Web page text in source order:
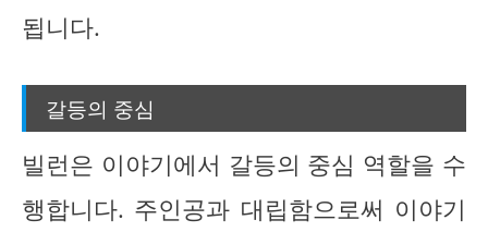
됩니다.
갈등의 중심
빌런은 이야기에서 갈등의 중심 역할을 수
행합니다. 주인공과 대립함으로써 이야기